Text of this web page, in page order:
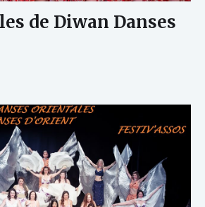
de Diwan Danses